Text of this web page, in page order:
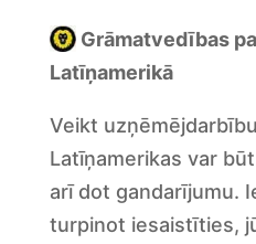
Grāmatvedības
Latīņamerikā
Veikt
Latīņamerikas var
arī dot gandarījumu.
turpinot iesaistīties,